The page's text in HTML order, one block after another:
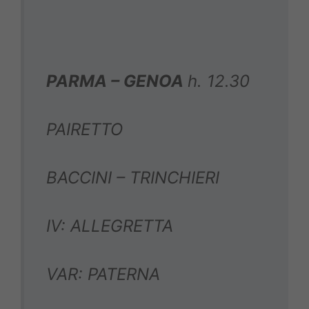
PARMA – GENOA h. 12.30
PAIRETTO
BACCINI – TRINCHIERI
IV: ALLEGRETTA
VAR: PATERNA